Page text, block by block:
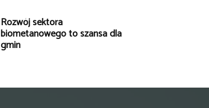
Rozwój sektora
biometanowego to szansa dla
gmin